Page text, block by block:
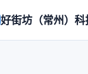
好街坊（常州）科